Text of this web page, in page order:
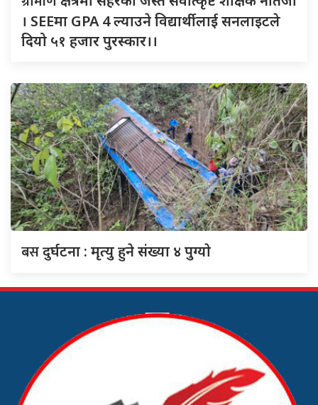
। SEEमा GPA 4 ल्याउने विद्यार्थीलाई सनलाइटले
दियो ५१ हजार पुरस्कार।।
बसदुर्घटना : मृत्यु हुने संख्या ४ पुग्याे